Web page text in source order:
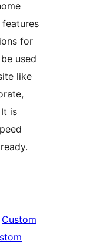
for
used
like
is
Custom